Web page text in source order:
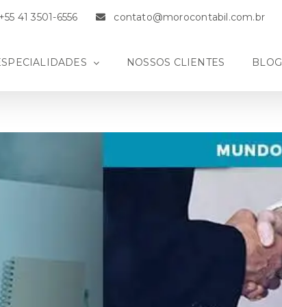
+55 41 3501-6556 contato@morocontabil.com.br
NOSSOS CLIENTES BLOG